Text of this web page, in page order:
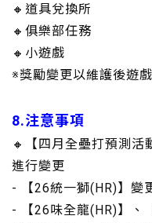
🔸道具兌換所
🔸俱樂部任務
🔸小遊戲
※獎勵變更以維護後遊
8.注意事項
🔸【四月全壘打預測活
進行變更
- 【26統一獅(HR)】變
- 【26味全龍(HR)】、